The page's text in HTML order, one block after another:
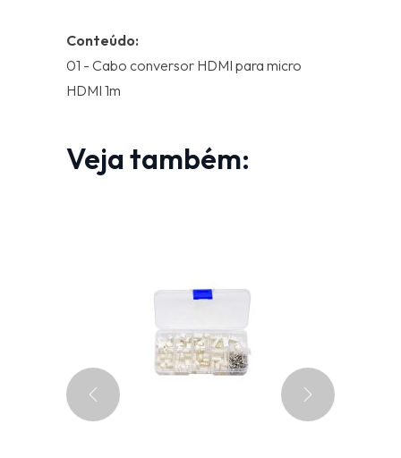
Conteúdo:
01 - Cabo conversor HDMI para micro
HDMI 1m
Veja também: